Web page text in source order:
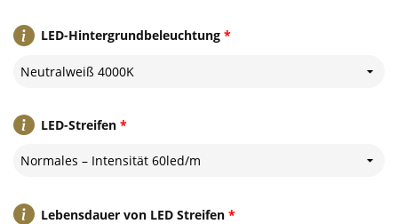
*
LED-Hintergrundbeleuchtung
Neutralweiß 4000K
*
LED-Streifen
Normales – Intensität 60led/m
*
Lebensdauer von LED Streifen